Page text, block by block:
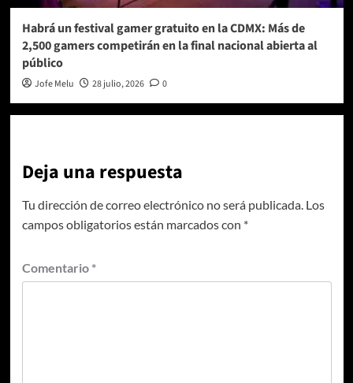
Habrá un festival gamer gratuito en la CDMX: Más de
2,500 gamers competirán en la final nacional abierta al
público
Jofe Melu 28 julio, 2026 0
Deja una respuesta
Tu dirección de correo electrónico no será publicada. Los
campos obligatorios están marcados con *
Comentario *